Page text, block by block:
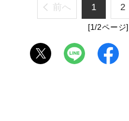
前へ 1 2
[1/2ページ]